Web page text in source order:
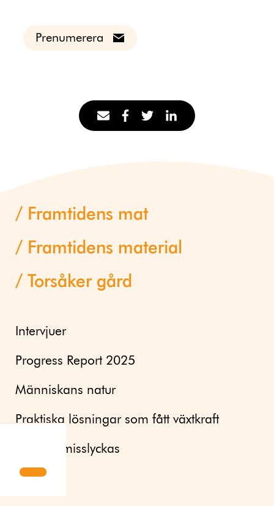
Prenumerera
Framtidens mat
Framtidens material
Torsåker gård
Intervjuer
Progress Report 2025
Människans natur
Praktiska lösningar som fått växtkraft
Mod att misslyckas